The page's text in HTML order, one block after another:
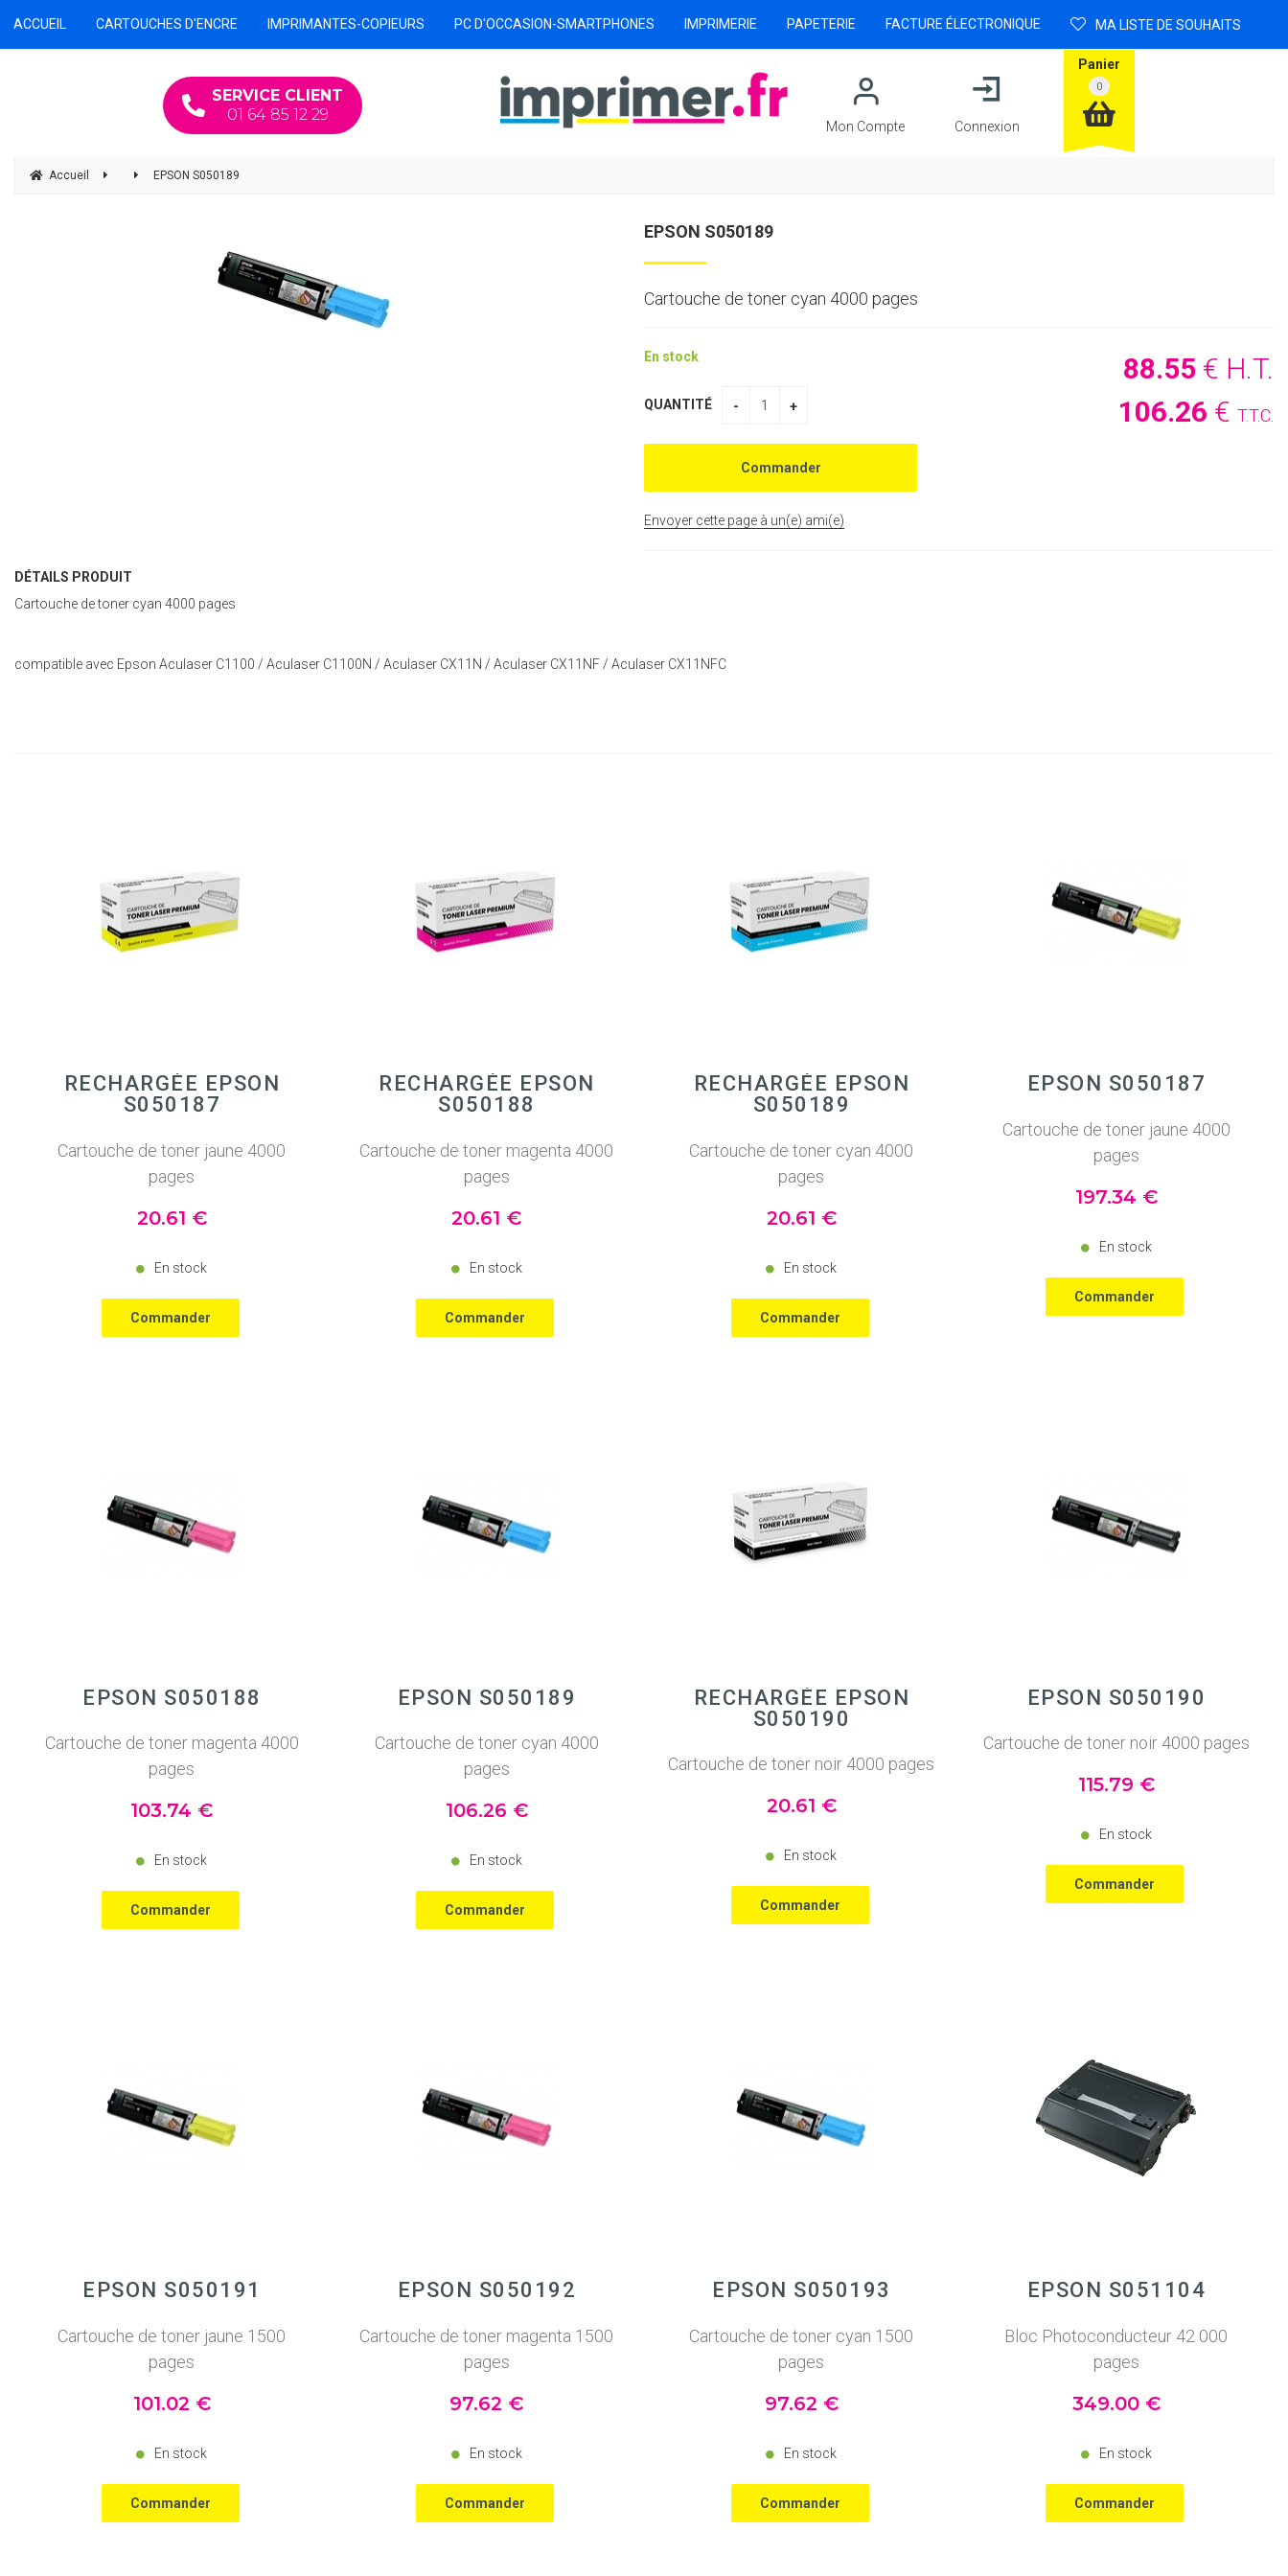
SERVICE CLIENT
01 64 85 12 29
Mon Compte Connexion
Panier
ACCUEIL CARTOUCHES D'ENCRE IMPRIMANTES-COPIEURS PC D'OCCASION-SMARTPHONES IMPRIMERIE PAPETERIE FACTURE ÉLECTRONIQUE MA LISTE DE SOUHAITS
Accueil EPSON S050189
EPSON S050189
Cartouche de toner cyan 4000 pages
88.55 € H.T.
106.26 € T.T.C.
En stock
QUANTITÉ
Envoyer cette page à un(e) ami(e)
DÉTAILS PRODUIT
Cartouche de toner cyan 4000 pages
compatible avec Epson Aculaser C1100 / Aculaser C1100N / Aculaser CX11N / Aculaser CX11NF / Aculaser CX11NFC
RECHARGÉE EPSON
S050187
Cartouche de toner jaune 4000
pages
20.61 €
En stock
RECHARGÉE EPSON
S050188
Cartouche de toner magenta 4000
pages
20.61 €
En stock
RECHARGÉE EPSON
S050189
Cartouche de toner cyan 4000
pages
20.61 €
En stock
EPSON S050187
Cartouche de toner jaune 4000
pages
197.34 €
En stock
EPSON S050188
Cartouche de toner magenta 4000
pages
103.74 €
En stock
EPSON S050189
Cartouche de toner cyan 4000
pages
106.26 €
En stock
RECHARGÉE EPSON
S050190
Cartouche de toner noir 4000 pages
20.61 €
En stock
EPSON S050190
Cartouche de toner noir 4000 pages
115.79 €
En stock
EPSON S050191
Cartouche de toner jaune 1500
pages
101.02 €
En stock
EPSON S050192
Cartouche de toner magenta 1500
pages
97.62 €
En stock
EPSON S050193
Cartouche de toner cyan 1500
pages
97.62 €
En stock
EPSON S051104
Bloc Photoconducteur 42 000
pages
349.00 €
En stock